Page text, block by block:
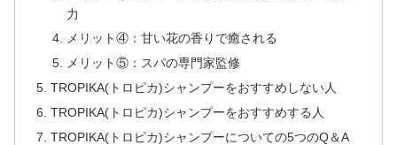
力
メリット④：甘い花の香りで癒される
メリット⑤：スパの専門家監修
TROPIKA(トロピカ)シャンプーをおすすめしない人
TROPIKA(トロピカ)シャンプーをおすすめする人
TROPIKA(トロピカ)シャンプーについての5つのQ＆A